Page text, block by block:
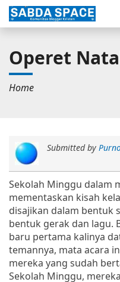
Operet
Home
Submitted by
Sekolah Minggu dalam
mementaskan kisah
disajikan dalam bentuk
bentuk gerak dan lagu.
baru pertama kalinya
temannya, mata acara
mereka yang sudah
Sekolah Minggu,